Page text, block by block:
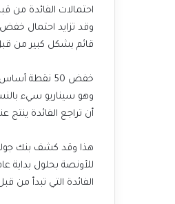
قائم بشكل كبير من قبل
خفض 50 نقطة
وهو سيناريو سيء
أن تراجع الفائدة ينتج
الفائدة التي تبدأ من